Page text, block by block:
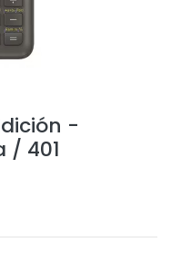
-
/ 401